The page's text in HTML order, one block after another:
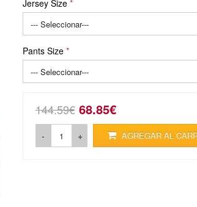
Jersey Size
Pants Size
144.59€ 68.85€
- + AGREGAR AL